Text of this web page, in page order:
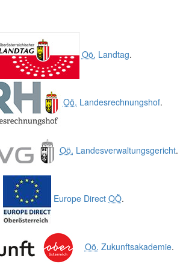
Oö. Landtag.
Oö. Landesrechnungshof.
Oö. Landesverwaltungsgericht.
Europe Direct OÖ.
Oö. Zukunftsakademie.